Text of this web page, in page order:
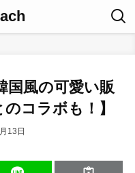
国風の可愛い販
コラボも！】
13日